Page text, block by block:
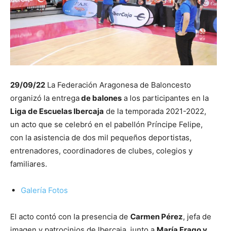
29/09/22 La Federación Aragonesa de Baloncesto
organizó la entregade balones a los participantes en la
Liga de Escuelas Ibercaja de la temporada 2021-2022,
un acto que se celebró en el pabellón Príncipe Felipe,
con la asistencia de dos mil pequeños deportistas,
entrenadores, coordinadores de clubes, colegios y
familiares.
Galería Fotos
El acto contó con la presencia de Carmen Pérez, jefa de